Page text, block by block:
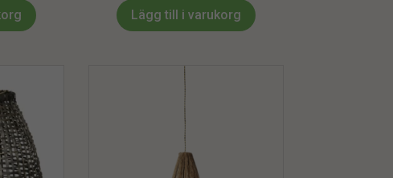
Lägg till i varukorg